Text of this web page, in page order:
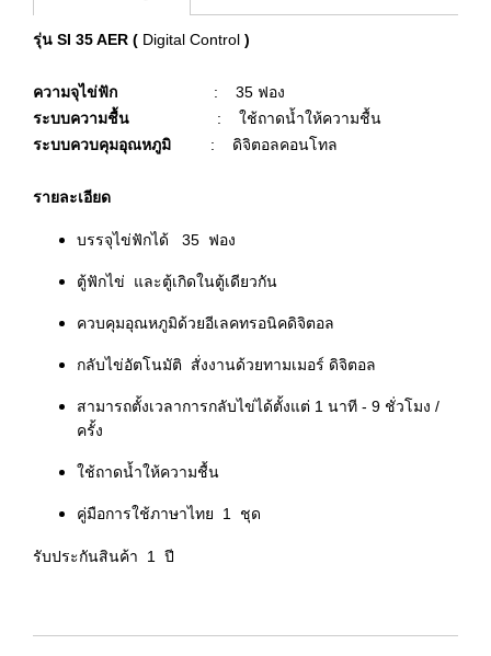
รุ่น SI 35 AER ( Digital Control )
ความจุไข่ฟัก : 35 ฟอง
ระบบความชื้น
: ใช้ถาดน้ำให้ความชื้น
ระบบควบคุมอุณหภูมิ : ดิจิตอลคอนโทล
รายละเอียด
บรรจุไข่ฟักได้ 35 ฟอง
ตู้ฟักไข่ และตู้เกิดในตู้เดียวกัน
ควบคุมอุณหภูมิด้วยอีเลคทรอนิคดิจิตอล
กลับไข่อัตโนมัติ สั่งงานด้วยทามเมอร์ ดิจิตอล
สามารถตั้งเวลาการกลับไข่ได้ตั้งแต่ 1 นาที - 9 ชั่วโมง /
ครั้ง
ใช้ถาดน้ำให้ความชื้น
คู่มือการใช้ภาษาไทย 1 ชุด
รับประกันสินค้า 1 ปี